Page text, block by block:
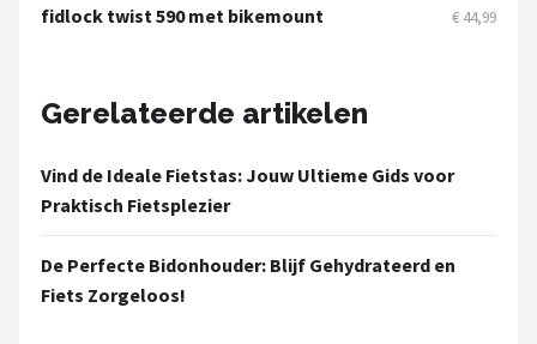
fidlock twist 590 met bikemount € 44,99
Gerelateerde artikelen
Vind de Ideale Fietstas: Jouw Ultieme Gids voor
Praktisch Fietsplezier
De Perfecte Bidonhouder: Blijf Gehydrateerd en
Fiets Zorgeloos!